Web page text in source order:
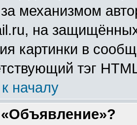
механизмом
на
картинки в
тэг
началу
«Объявление»?